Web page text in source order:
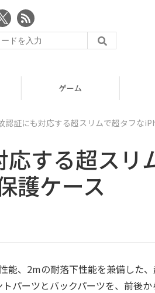
ゲーム
認証にも対応する超スリムで超タフな
する超スリ
護ケース
能、2mの耐落下性能を兼備した
パーツとバックパーツを、前後